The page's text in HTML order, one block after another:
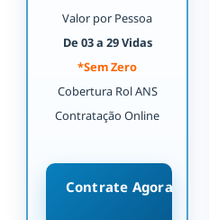
Valor por Pessoa
De 03 a 29 Vidas
*Sem Zero
Cobertura Rol ANS
Contratação Online
Contrate Agora